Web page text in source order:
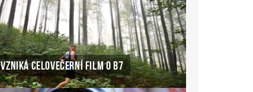
VZNIKÁ CELOVEČERNÍ FILM O B7